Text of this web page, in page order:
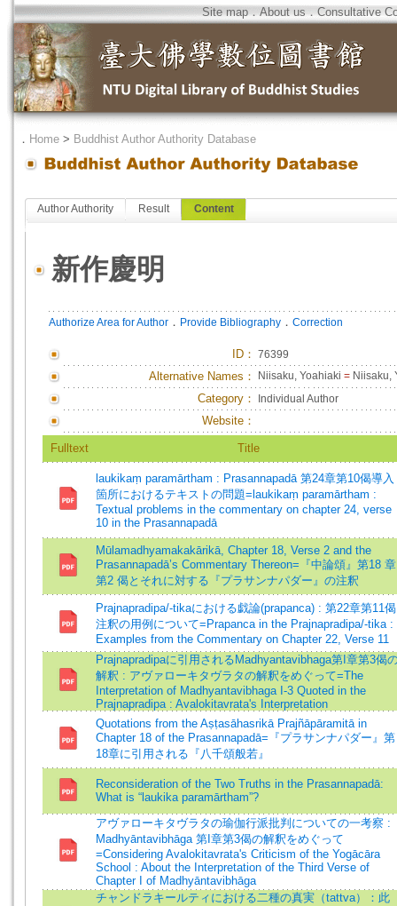
Site map．About us．Consultative
． Home > Buddhist Author Authority Database
Author Authority Result Content
新作慶明
Authorize Area for Author ． Provide Bibliography ． Correction
ID ： 76399
Alternative Names： Niisaku, Yoahiaki = Niisaku,
Category： Individual Author
Website：
Fulltext Title
laukikaṃ paramārtham : Prasannapadā 第24章第10偈導入
箇所におけるテキストの問題=laukikaṃ paramārtham :
Textual problems in the commentary on chapter 24, verse
10 in the Prasannapadā
Mūlamadhyamakakārikā, Chapter 18, Verse 2 and the
Prasannapadā’s Commentary Thereon=『中論頌』第18 章
第2 偈とそれに対する『プラサンナパダー』の注釈
Prajnapradipa/-tikaにおける戯論(prapanca) : 第22章第11偈
注釈の用例について=Prapanca in the Prajnapradipa/-tika :
Examples from the Commentary on Chapter 22, Verse 11
Prajnapradipaに引用されるMadhyantavibhaga第I章第3偈
解釈 : アヴァローキタヴラタの解釈をめぐって=The
Interpretation of Madhyantavibhaga I-3 Quoted in the
Prajnapradipa : Avalokitavrata's Interpretation
Quotations from the Aṣṭasāhasrikā Prajñāpāramitā in
Chapter 18 of the Prasannapadā=『プラサンナパダー』第
18章に引用される『八千頌般若』
Reconsideration of the Two Truths in the Prasannapadā:
What is “laukika paramārtham”?
アヴァローキタヴラタの瑜伽行派批判についての一考察 :
Madhyāntavibhāga 第I章第3偈の解釈をめぐって
=Considering Avalokitavrata's Criticism of the Yogācāra
School : About the Interpretation of the Third Verse of
Chapter I of Madhyāntavibhāga
チャンドラキールティにおける二種の真実（tattva）：此